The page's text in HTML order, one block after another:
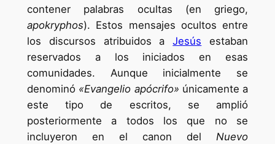
contener palabras ocultas (en griego,
apokryphos). Estos mensajes ocultos entre
los discursos atribuidos aJesús estaban
reservados a los iniciados en esas
comunidades. Aunque inicialmente se
denominó «Evangelio apócrifo» únicamente a
este tipo de escritos, se amplió
posteriormente a todos los que no se
incluyeron en el canon delNuevo